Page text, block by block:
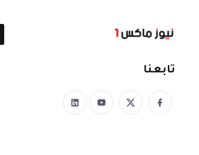
مصحوبة بأطقم مسلحة.. ميليشيا
تابعنا